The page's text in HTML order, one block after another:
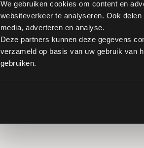
We gebruiken cookies om content en
websiteverkeer te analyseren. Ook
media, adverteren en analyse.
Deze partners kunnen deze gegevens
verzameld op basis van uw gebruik van
gebruiken.